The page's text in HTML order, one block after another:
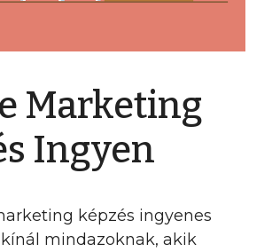
Marketing
Ingyen
képzés ingyenes
mindazoknak, akik